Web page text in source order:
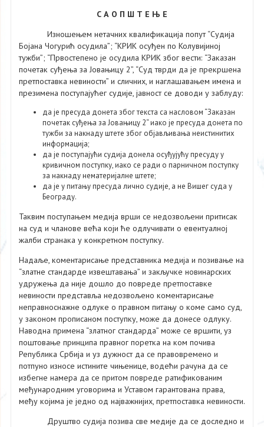
С А О П Ш Т Е Њ Е
Изношењем нетачних квалификација попут “Судија
Бојана Чогурић осудила”; “КРИК осуђен по Колувијиној
тужби”; “Првостепено је осудила КРИК због вести: “Заказан
почетак суђења за Јовањицу 2”, “Суд тврди да је прекршена
претпоставка невиности” и сличних, и наглашавањем имена и
презимена поступајућег судије, јавност се доводи у заблуду:
да је пресуда донета због текста са насловом “Заказан
почетак суђења за Јовањицу 2“ иако је пресуда донета по
тужби за накнаду штете због објављивања неистинитих
информација;
да је поступајући судија донела осуђујућу пресуду у
кривичном поступку, иако се ради о парничном поступку
за накнаду нематеријалне штете;
да је у питању пресуда лично судије, а не Вишег суда у
Београду.
Таквим поступањем медија врши се недозвољени притисак
на суд и чланове већа који ће одлучивати о евентуалној
жалби странака у конкретном поступку.
Надаље, коментарисање представника медија и позивање на
“златне стандарде извештавања” и закључке новинарских
удружења да није дошло до повреде претпоставке
невиности представља недозвољено коментарисање
неправноснажне одлуке о правном питању о коме само суд,
у законом прописаном поступку, може да донесе одлуку.
Наводна примена “златног стандарда” може се вршити, уз
поштовање принципа правног поретка на ком почива
Република Србија и уз дужност да се правовремено и
потпуно износе истините чињенице, водећи рачуна да се
избегне намера да се притом повреде ратификованим
међународним уговорима и Уставом гарантована права,
међу којима је једно од најважнијих, претпоставка невиности.
Друштво судија позива све медије да се доследно и